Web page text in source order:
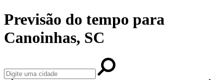
Previsão do tempo para
Canoinhas, SC